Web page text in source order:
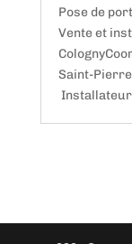
Pose de
Vente et
Saint-
Installateur